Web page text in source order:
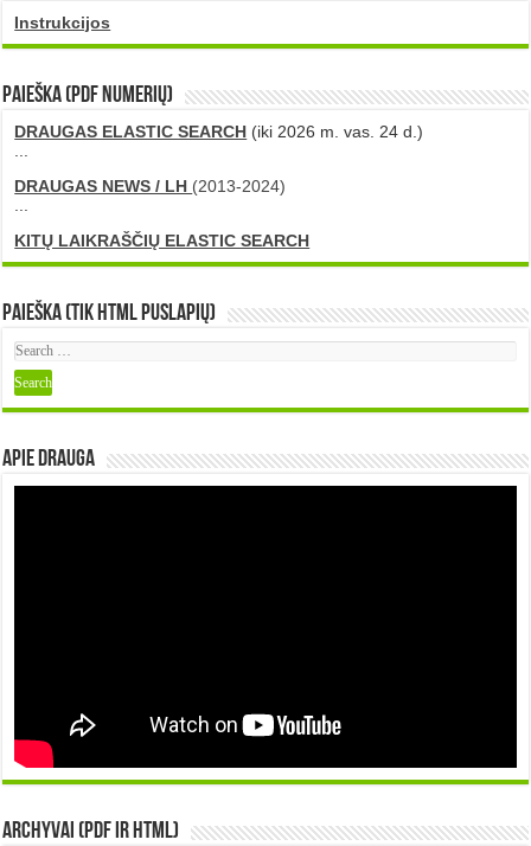
Instrukcijos
PAIEŠKA (PDF numerių)
DRAUGAS ELASTIC SEARCH (iki 2026 m. vas. 24 d.)
DRAUGAS NEWS / LH (2013-2024)
KITŲ LAIKRAŠČIŲ ELASTIC SEARCH
Paieška (tik HTML puslapių)
Apie DRAUGA
Archyvai (PDF ir HTML)